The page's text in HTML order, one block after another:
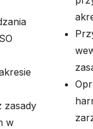
zasady
w